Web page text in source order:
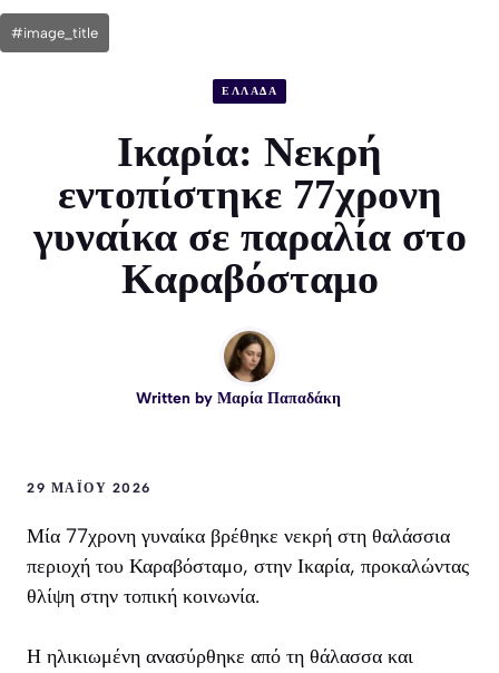
#image_title
ΕΛΛΑΔΑ
Ικαρία: Νεκρή
εντοπίστηκε 77χρονη
γυναίκα σε παραλία στο
Καραβόσταμο
Written by Μαρία Παπαδάκη
29 ΜΑΪ́ΟΥ 2026
Μία 77χρονη γυναίκα βρέθηκε νεκρή στη θαλάσσια
περιοχή του Καραβόσταμο, στην Ικαρία, προκαλώντας
θλίψη στην τοπική κοινωνία.
Η ηλικιωμένη ανασύρθηκε από τη θάλασσα και